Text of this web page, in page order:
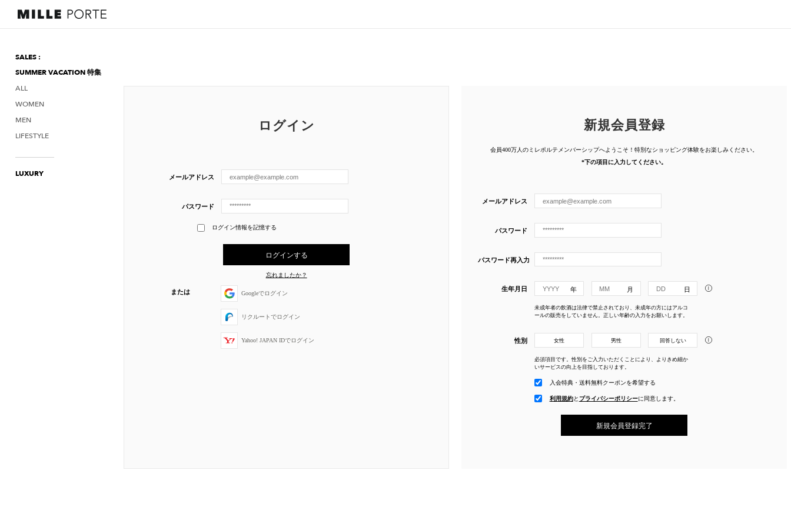
SALES :
SUMMER VACATION 特集
ALL
WOMEN
MEN
LIFESTYLE
LUXURY
ログイン
メールアドレス
パスワード
ログイン情報を記憶する
忘れましたか？
または Googleでログイン
リクルートでログイン
Yahoo! JAPAN IDでログイン
新規会員登録
会員400万人のミレポルテメンバーシップへようこそ！特別なショッピング体験を お楽しみください。
*下の項目に入力してください。
メールアドレス
パスワード
パスワード再入力
生年月日 i
未成年者の飲酒は法律で禁止されており、未成年の方にはアルコ
ールの販売をしていません。正しい年齢の入力をお願いします。
性別 女性 男性 回答しない i
必須項目です。性別をご入力いただくことにより、よりきめ細か
いサービスの向上を目指しております。
入会特典・送料無料クーポンを希望する
利用規約と プライバシーポリシーに 同意します。